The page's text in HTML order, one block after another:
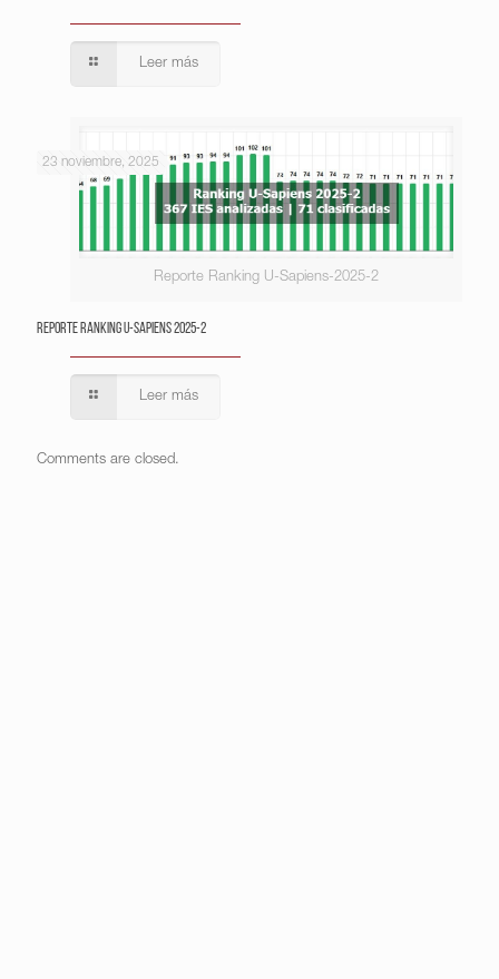
Leer más
Reporte Ranking U-Sapiens-2025-2
23 noviembre, 2025
Reporte Ranking U-Sapiens 2025-2
Leer más
Comments are closed.